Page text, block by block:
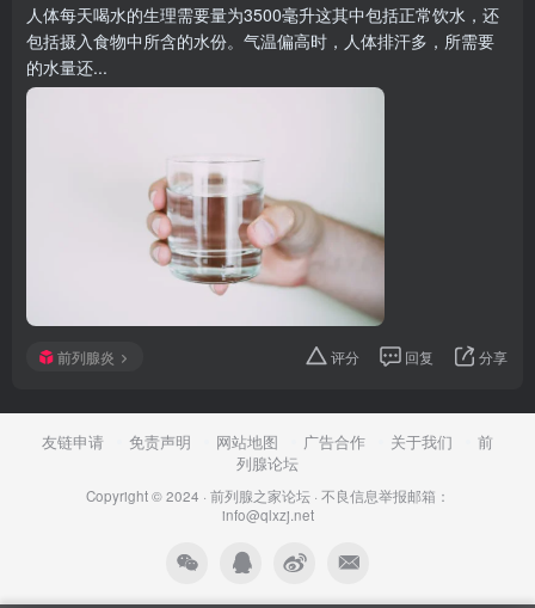
人体每天喝水的生理需要量为3500毫升这其中包括正常饮水，还
包括摄入食物中所含的水份。气温偏高时，人体排汗多，所需要
的水量还...
前列腺炎 评分 回复 分享
友链申请 免责声明 网站地图 广告合作 关于我们
前
列腺论坛
Copyright © 2024 · 前列腺之家论坛· 不良信息举报邮箱：
info@qlxzj.net